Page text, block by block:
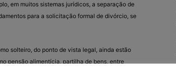
em muitos sistemas jurídicos, a separação de
para a solicitação formal de divórcio, se
solteiro, do ponto de vista legal, ainda estão
pensão alimentícia, partilha de bens, entre